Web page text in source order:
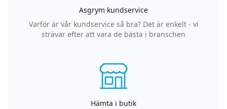
Asgrym kundservice
Varför är vår kundservice så bra? Det är enkelt - vi
strävar efter att vara de bästa i branschen
Hämta i butik